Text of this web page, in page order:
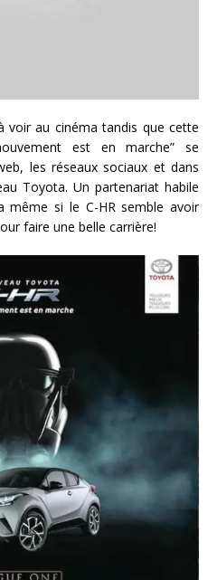
voir au cinéma tandis que cette
est en marche” se
les réseaux sociaux et dans
Toyota. Un partenariat habile
si le C-HR semble avoir
faire une belle carrière!